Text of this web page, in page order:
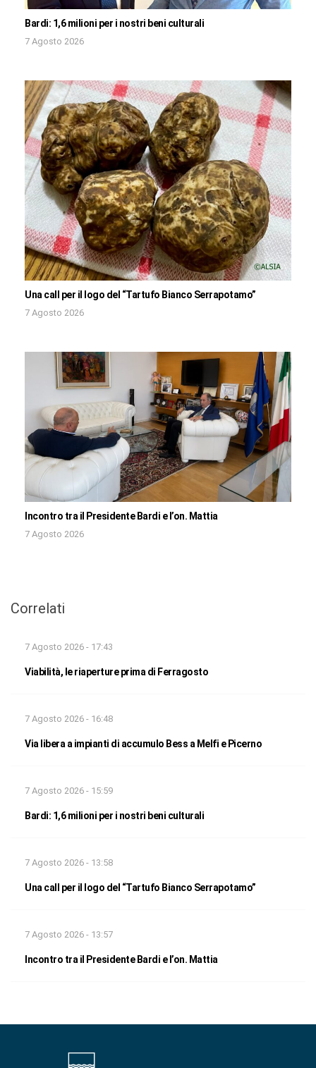
Bardi: 1,6 milioni per i nostri beni culturali
7 Agosto 2026
Una call per il logo del “Tartufo Bianco Serrapotamo”
7 Agosto 2026
Incontro tra il Presidente Bardi e l’on. Mattia
7 Agosto 2026
Correlati
7 Agosto 2026 - 17:43
Viabilità, le riaperture prima di Ferragosto
7 Agosto 2026 - 16:48
Via libera a impianti di accumulo Bess a Melfi e Picerno
7 Agosto 2026 - 15:59
Bardi: 1,6 milioni per i nostri beni culturali
7 Agosto 2026 - 13:58
Una call per il logo del “Tartufo Bianco Serrapotamo”
7 Agosto 2026 - 13:57
Incontro tra il Presidente Bardi e l’on. Mattia